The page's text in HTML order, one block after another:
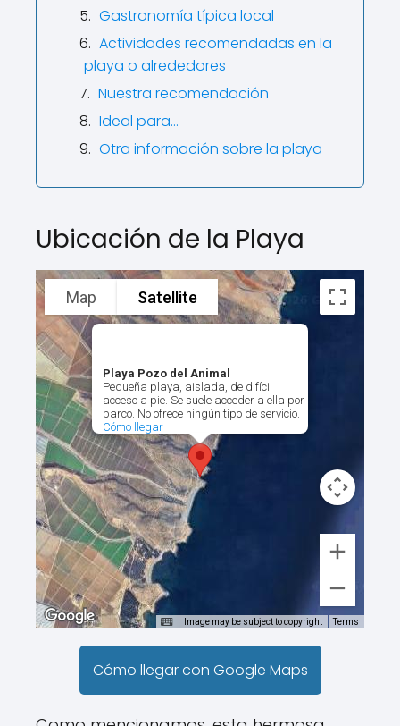
Gastronomía típica local
Actividades recomendadas en la
playa o alrededores
Nuestra recomendación
Ideal para…
Otra información sobre la playa
Ubicación de la Playa
Playa Pozo del Animal
Pequeña playa, aislada, de difícil
acceso a pie. Se suele acceder a ella por
barco. No ofrece ningún tipo de servicio.
Cómo llegar
Map Satellite
Image may be subject to copyright Terms
Cómo llegar con Google Maps